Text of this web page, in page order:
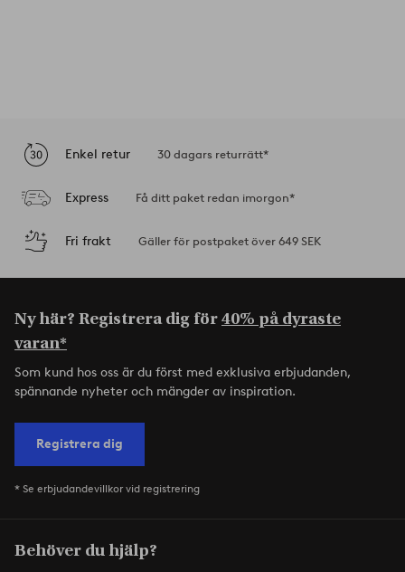
Enkel retur 30 dagars returrätt*
Express Få ditt paket redan imorgon*
Fri frakt Gäller för postpaket över 649 SEK
Ny här? Registrera dig för40% på dyraste
varan*
Som kund hos oss är du först med exklusiva erbjudanden,
spännande nyheter och mängder av inspiration.
Registrera dig
* Se erbjudandevillkor vid registrering
Behöver du hjälp?